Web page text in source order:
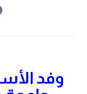
وفد